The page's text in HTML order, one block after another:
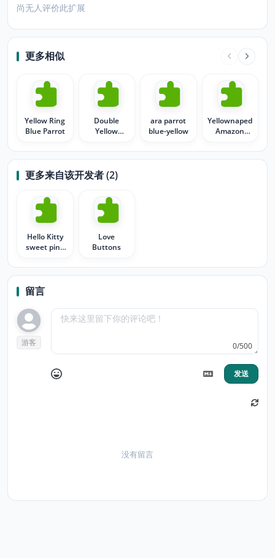
尚无人评价此扩展
更多相似
Yellow Ring
Blue Parrot
Double
Yellow
Amazon
Parrot
ara parrot
blue-yellow
Yellownaped
Amazon
更多来自该开发者 (2)
Hello Kitty
sweet pink
Love
Buttons
留言
游客 0/500
发送
没有留言